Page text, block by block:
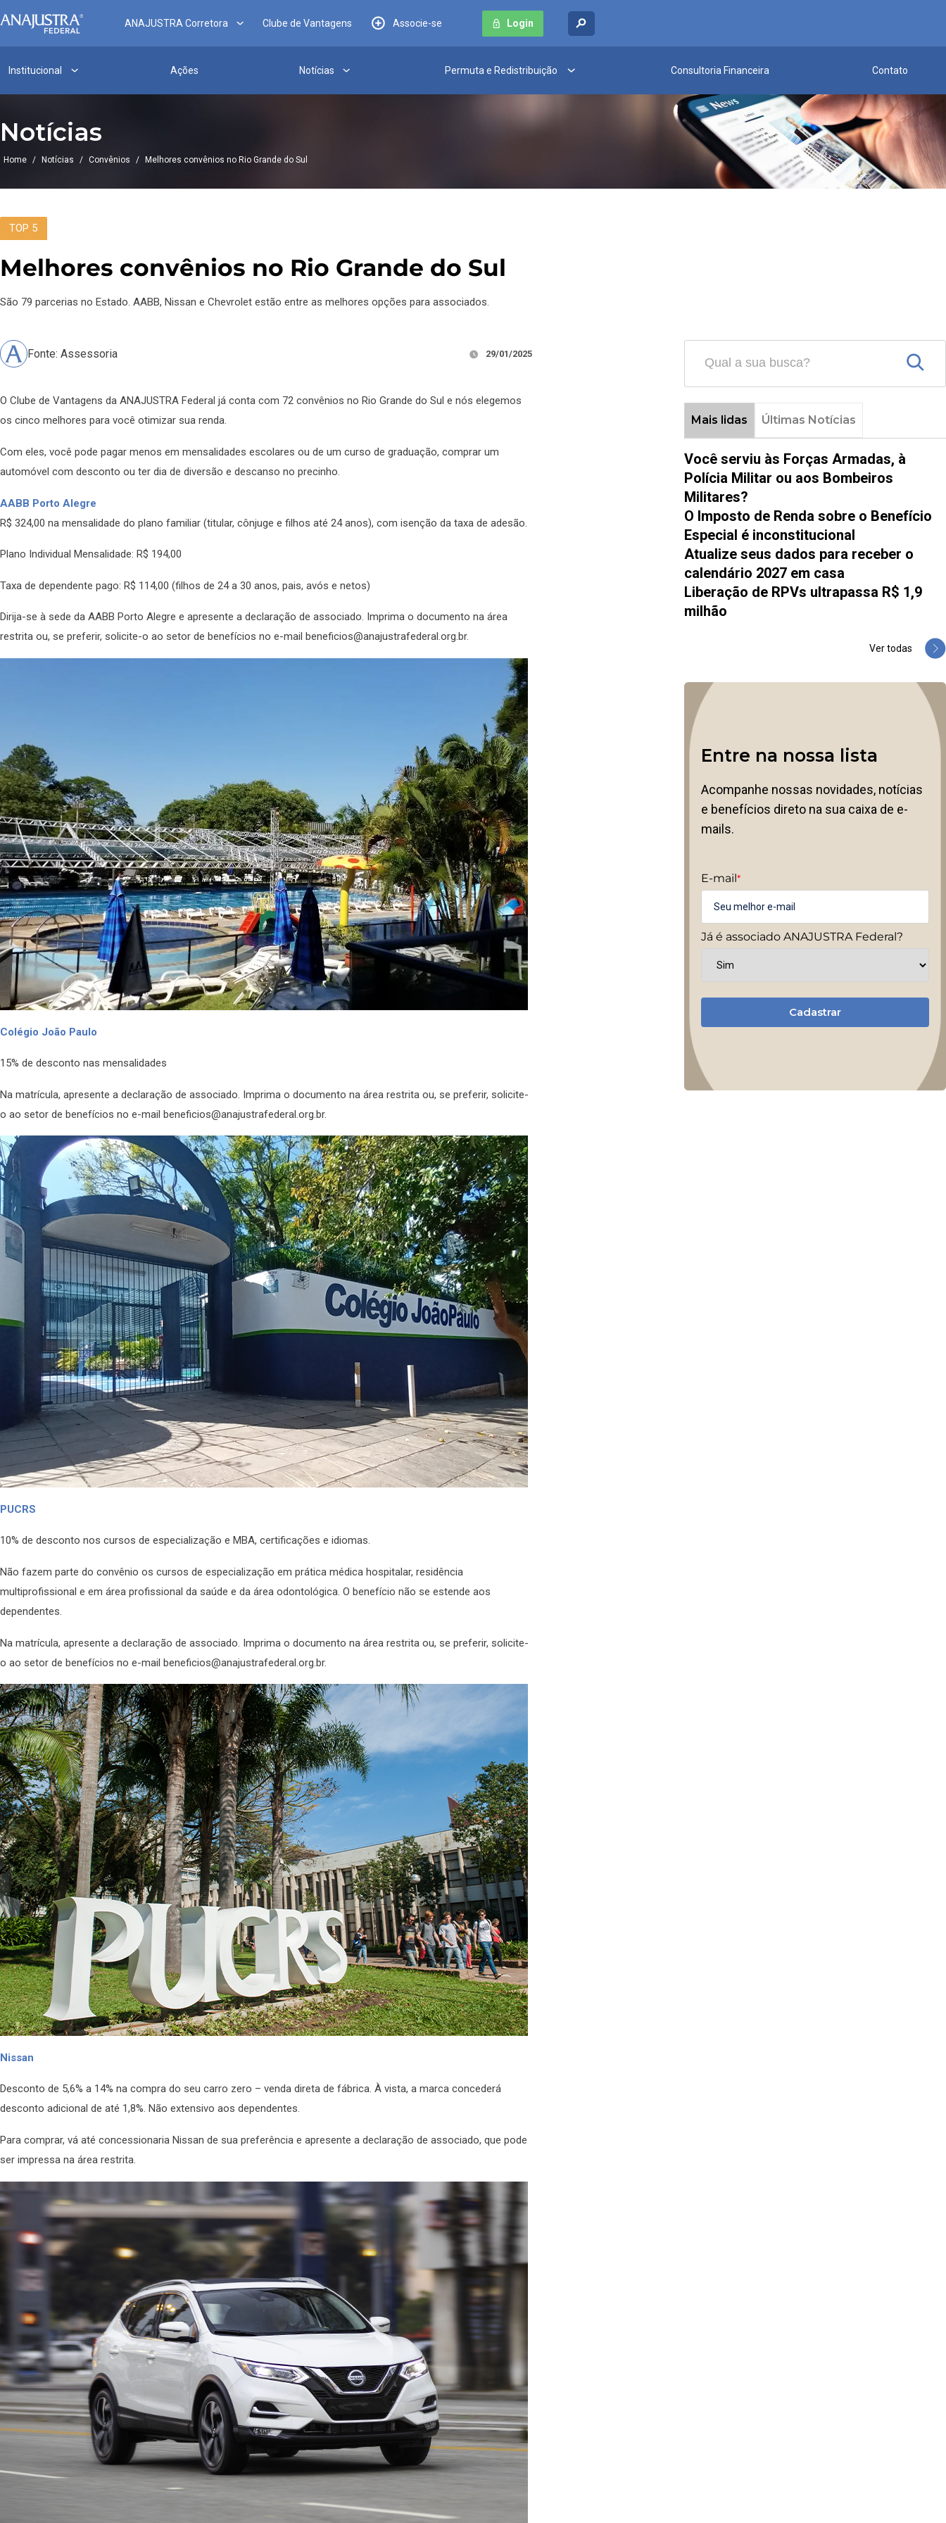
ANAJUSTRA Corretora Clube de Vantagens Associe-se Login
Institucional Ações Notícias Permuta e Redistribuição Consultoria Financeira Contato
Notícias
Home / Notícias / Convênios / Melhores convênios no Rio Grande do Sul
TOP 5
Melhores convênios no Rio Grande do Sul
São 79 parcerias no Estado. AABB, Nissan e Chevrolet estão entre as melhores opções para associados.
Fonte: Assessoria 29/01/2025
O Clube de Vantagens da ANAJUSTRA Federal já conta com 72 convênios no Rio Grande do Sul e nós elegemos
os cinco melhores para você otimizar sua renda.
Com eles, você pode pagar menos em mensalidades escolares ou de um curso de graduação, comprar um
automóvel com desconto ou ter dia de diversão e descanso no precinho.
AABB Porto Alegre
R$ 324,00 na mensalidade do plano familiar (titular, cônjuge e filhos até 24 anos), com isenção da taxa de adesão.
Plano Individual Mensalidade: R$ 194,00
Taxa de dependente pago: R$ 114,00 (filhos de 24 a 30 anos, pais, avós e netos)
Dirija-se à sede da AABB Porto Alegre e apresente a declaração de associado. Imprima o documento na área
restrita ou, se preferir, solicite-o ao setor de benefícios no e-mail beneficios@anajustrafederal.org.br.
Colégio João Paulo
15% de desconto nas mensalidades
Na matrícula, apresente a declaração de associado. Imprima o documento na área restrita ou, se preferir, solicite-
o ao setor de benefícios no e-mail beneficios@anajustrafederal.org.br.
PUCRS
10% de desconto nos cursos de especialização e MBA, certificações e idiomas.
Não fazem parte do convênio os cursos de especialização em prática médica hospitalar, residência
multiprofissional e em área profissional da saúde e da área odontológica. O benefício não se estende aos
dependentes.
Na matrícula, apresente a declaração de associado. Imprima o documento na área restrita ou, se preferir, solicite-
o ao setor de benefícios no e-mail beneficios@anajustrafederal.org.br.
Nissan
Desconto de 5,6% a 14% na compra do seu carro zero – venda direta de fábrica. À vista, a marca concederá
desconto adicional de até 1,8%. Não extensivo aos dependentes.
Para comprar, vá até concessionaria Nissan de sua preferência e apresente a declaração de associado, que pode
ser impressa na área restrita.
Mais lidas Últimas Notícias
Você serviu às Forças Armadas, à
Polícia Militar ou aos Bombeiros
Militares?
O Imposto de Renda sobre o Benefício
Especial é inconstitucional
Atualize seus dados para receber o
calendário 2027 em casa
Liberação de RPVs ultrapassa R$ 1,9
milhão
Ver todas
Entre na nossa lista
Acompanhe nossas novidades, notícias
e benefícios direto na sua caixa de e-
mails.
E-mail*
Já é associado ANAJUSTRA Federal?
Cadastrar